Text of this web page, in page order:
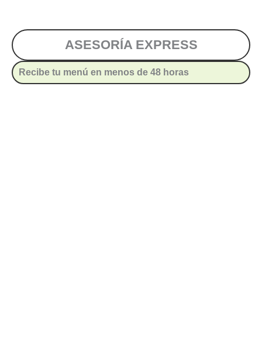
ASESORÍA EXPRESS
Recibe tu menú en menos de 48 horas